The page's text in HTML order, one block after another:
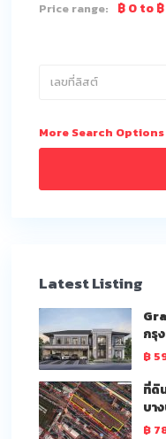
Price range: ฿ 0 to
More Search Options
Latest Listing
กรุ
฿
ที่ดิ
บา
฿